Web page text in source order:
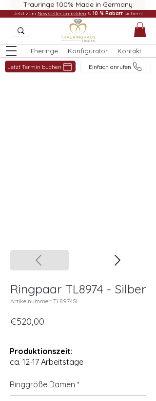
Trauringe 100% Made in Germany
Eheringe Konfigurator Kontakt
Jetzt Termin buchen Einfach anrufen
Jetzt zum Newsletter anmelden & 10 % Rabatt sichern!
Ringpaar TL8974 - Silber
Artikelnummer: TL8974SI
€520,00
Produktionszeit:
ca. 12-17 Arbeitstage
Ringgröße Damen